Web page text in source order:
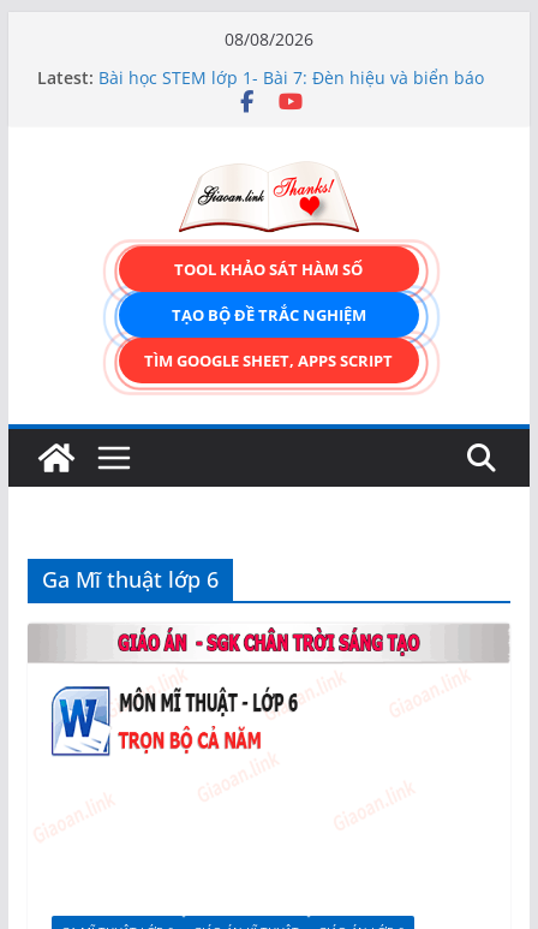
08/08/2026
Latest: Bài học STEM lớp 1- Bài 7: Đèn hiệu và biển báo
Bài học STEM lớp 3 Các bộ phận của thực vật
TẠO FORM ONLINE – TÙY BIẾN GIAO DIỆN ĐỈNH
CAO & XUẤT CODE THÔNG MINH!
TRẢI NGHIỆM CÔNG CỤ TẠO FORM ONLINE
KÉO THẢ – HOÀN TOÀN MIỄN PHÍ!
TOOL KHẢO SÁT HÀM SỐ
TẠO BỘ ĐỀ TRẮC NGHIỆM
TÌM GOOGLE SHEET, APPS SCRIPT
Ga Mĩ thuật lớp 6